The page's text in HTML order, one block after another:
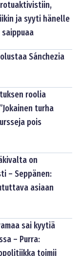
ja syyti hänelle
Sánchezia
roolia
turha
pois
on
– Seppänen:
asiaan
sai kyytiä
– Purra:
toimii